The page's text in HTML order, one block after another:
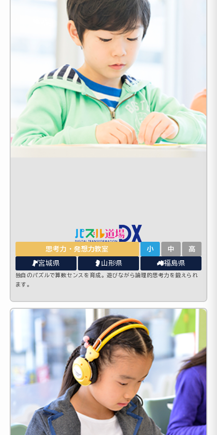
思考力・発想力教室 小 中 高
宮城県 山形県 福島県
独自のパズルで算数センスを育成。遊びながら論理的思考力を鍛えられ
ます。